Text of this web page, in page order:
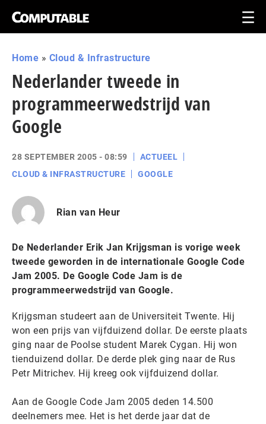
Home » Cloud & Infrastructure
Nederlander tweede in
programmeerwedstrijd van
Google
28 SEPTEMBER 2005 - 08:59
ACTUEEL
CLOUD & INFRASTRUCTURE
GOOGLE
Rian van Heur
De Nederlander Erik Jan Krijgsman is vorige week
tweede geworden in de internationale Google Code
Jam 2005. De Google Code Jam is de
programmeerwedstrijd van Google.
Krijgsman studeert aan de Universiteit Twente. Hij
won een prijs van vijfduizend dollar. De eerste plaats
ging naar de Poolse student Marek Cygan. Hij won
tienduizend dollar. De derde plek ging naar de Rus
Petr Mitrichev. Hij kreeg ook vijfduizend dollar.
Aan de Google Code Jam 2005 deden 14.500
deelnemers mee. Het is het derde jaar dat de